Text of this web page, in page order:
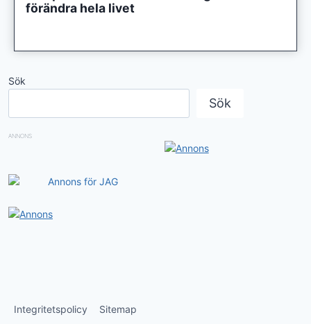
förändra hela livet
Sök
Sök
ANNONS
Integritetspolicy Sitemap